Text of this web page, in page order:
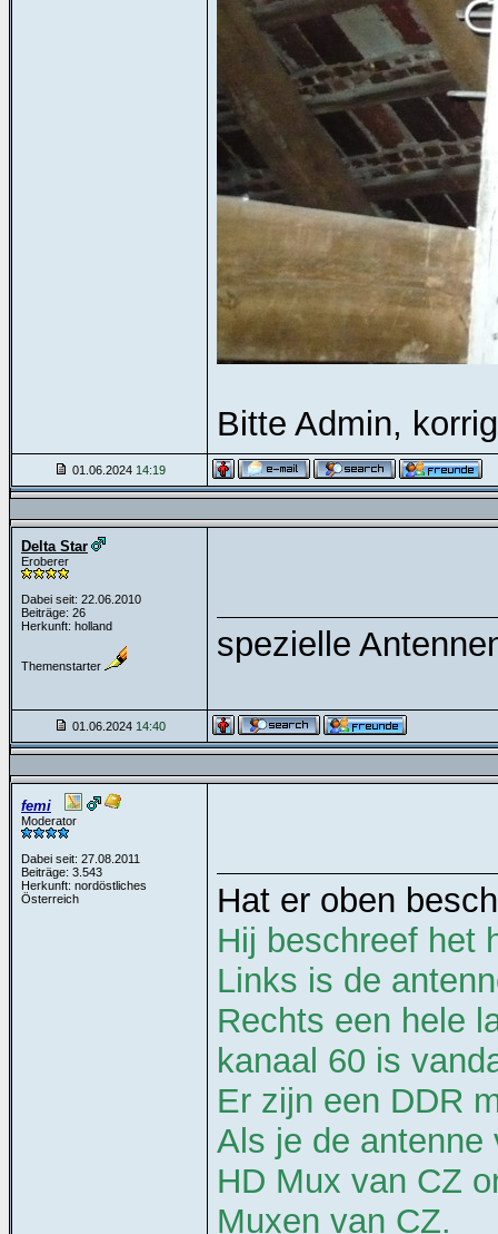
Bitte Admin,
01.06.2024 14:19
Delta Star
Eroberer
Dabei seit: 22.06.2010
Beiträge: 26
Herkunft: holland
Themenstarter
spezielle
01.06.2024 14:40
femi
Moderator
Dabei seit: 27.08.2011
Beiträge: 3.543
Herkunft: nordöstliches
Österreich
Hat er oben
Hij beschreef het
Links is de
Rechts een hele
kanaal 60 is
Er zijn een DDR
Als je de antenne
HD Mux van CZ
Muxen van CZ.